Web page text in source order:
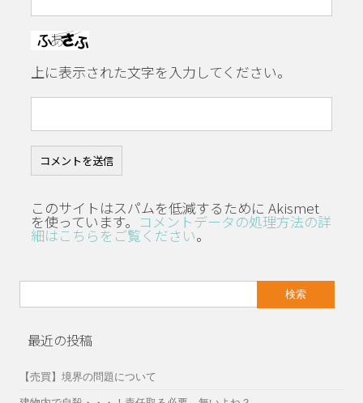
上に表示された文字を入力してください。
このサイトはスパムを低減するために Akismet
を使っています。 コメントデータの処理方法の詳
細はこちらをご覧ください。
索:
最近の投稿
【売買】境界の問題について